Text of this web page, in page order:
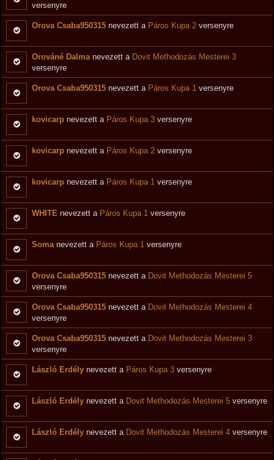
versenyre
Orova Csaba950315 nevezett a Páros Kupa 2 versenyre
Orováné Dalma nevezett a Dovit Methodozás Mesterei 3
versenyre
Orova Csaba950315 nevezett a Páros Kupa 1 versenyre
kovicarp nevezett a Páros Kupa 3 versenyre
kovicarp nevezett a Páros Kupa 2 versenyre
kovicarp nevezett a Páros Kupa 1 versenyre
WHITE nevezett a Páros Kupa 1 versenyre
Somanevezett a Páros Kupa 1 versenyre
Orova Csaba950315 nevezett a Dovit Methodozás Mesterei 5
versenyre
Orova Csaba950315 nevezett a Dovit Methodozás Mesterei 4
versenyre
Orova Csaba950315 nevezett a Dovit Methodozás Mesterei 3
versenyre
László Erdély nevezett a Páros Kupa 3 versenyre
László Erdély nevezett a Dovit Methodozás Mesterei 5 versenyre
László Erdély nevezett a Dovit Methodozás Mesterei 4 versenyre